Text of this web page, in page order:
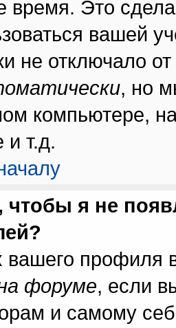
время. Это
вашей
не отключало
, но
компьютере,
и т.д.
чтобы я не
вашего
форуме, если
и самому